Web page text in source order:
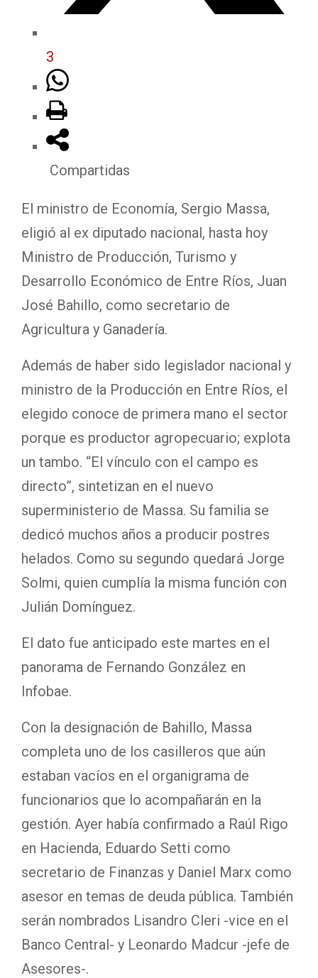
3
Compartidas
El ministro de Economía, Sergio Massa,
eligió al ex diputado nacional, hasta hoy
Ministro de Producción, Turismo y
Desarrollo Económico de Entre Ríos, Juan
José Bahillo, como secretario de
Agricultura y Ganadería.
Además de haber sido legislador nacional y
ministro de la Producción en Entre Ríos, el
elegido conoce de primera mano el sector
porque es productor agropecuario; explota
un tambo. “El vínculo con el campo es
directo”, sintetizan en el nuevo
superministerio de Massa. Su familia se
dedicó muchos años a producir postres
helados. Como su segundo quedará Jorge
Solmi, quien cumplía la misma función con
Julián Domínguez.
El dato fue anticipado este martes en el
panorama de Fernando González en
Infobae.
Con la designación de Bahillo, Massa
completa uno de los casilleros que aún
estaban vacíos en el organigrama de
funcionarios que lo acompañarán en la
gestión. Ayer había confirmado a Raúl Rigo
en Hacienda, Eduardo Setti como
secretario de Finanzas y Daniel Marx como
asesor en temas de deuda pública. También
serán nombrados Lisandro Cleri -vice en el
Banco Central- y Leonardo Madcur -jefe de
Asesores-.